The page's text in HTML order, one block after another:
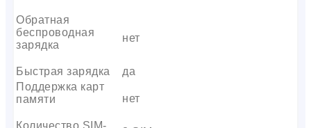
Обратная
беспроводная
зарядка
нет
Быстрая зарядка
да
Поддержка карт
памяти
нет
Количество SIM-